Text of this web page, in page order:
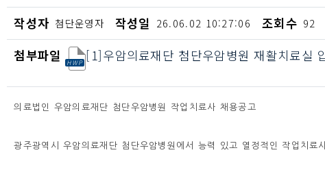
작성자 첨단운영자 작성일 26.06.02 10:27:06 조회수 92
첨부파일 [1]우암의료재단 첨단우암병원 재활치료실
의료법인 우암의료재단 첨단우암병원 작업치료사 채용공고
광주광역시 우암의료재단 첨단우암병원에서 능력 있고 열정적인 작업치료